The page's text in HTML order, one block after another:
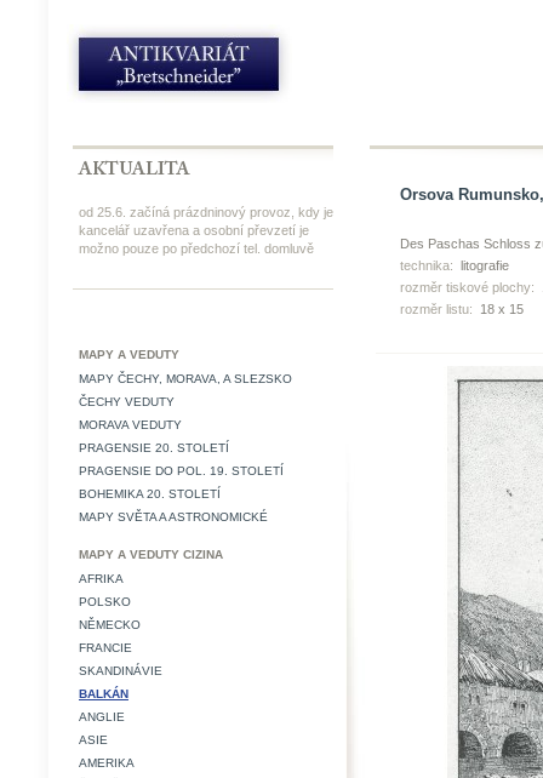
od 25.6. začíná prázdninový provoz, kdy je
kancelář uzavřena a osobní převzetí je
možno pouze po předchozí tel. domluvě
MAPY A VEDUTY
MAPY ČECHY, MORAVA, A SLEZSKO
ČECHY VEDUTY
MORAVA VEDUTY
PRAGENSIE 20. STOLETÍ
PRAGENSIE DO POL. 19. STOLETÍ
BOHEMIKA 20. STOLETÍ
MAPY SVĚTA A ASTRONOMICKÉ
MAPY A VEDUTY CIZINA
AFRIKA
POLSKO
NĚMECKO
FRANCIE
SKANDINÁVIE
BALKÁN
ANGLIE
ASIE
AMERIKA
Orsova
Des Paschas Schloss
technika: litografie
rozměr tiskové plochy:
rozměr listu:
18 x 15